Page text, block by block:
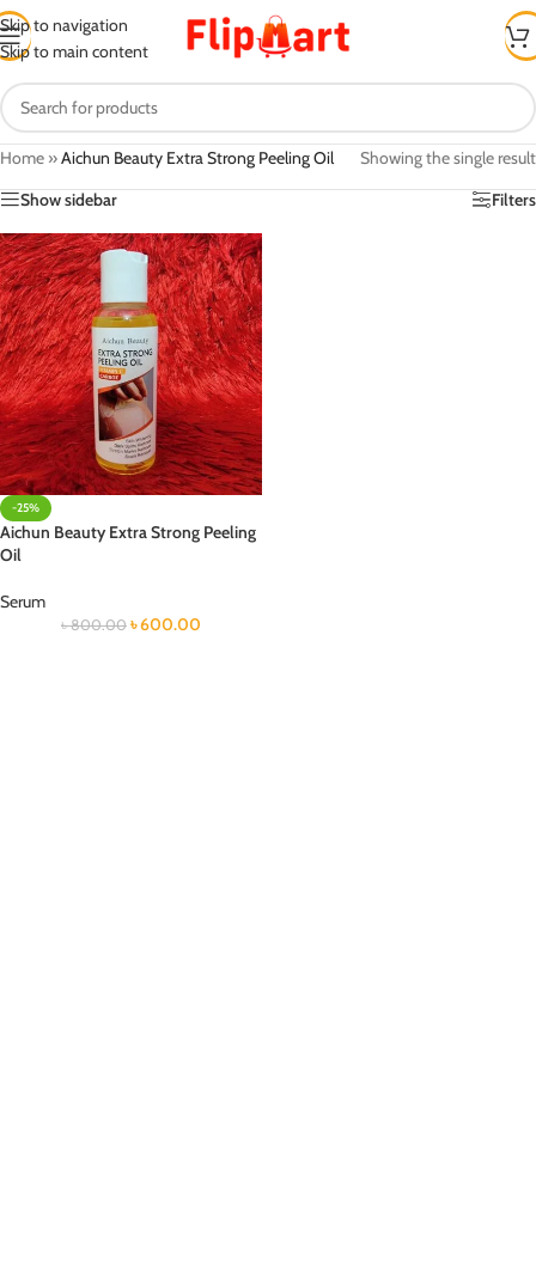
Skip to navigation
Skip to main content
Home »Aichun Beauty Extra Strong Peeling Oil
Showing the single result
Show sidebar
Filters
-25%
Aichun Beauty Extra Strong Peeling
Oil
Serum
৳800.00 ৳600.00